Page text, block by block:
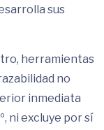
sus
herramientas
no
inmediata
ni excluye por sí